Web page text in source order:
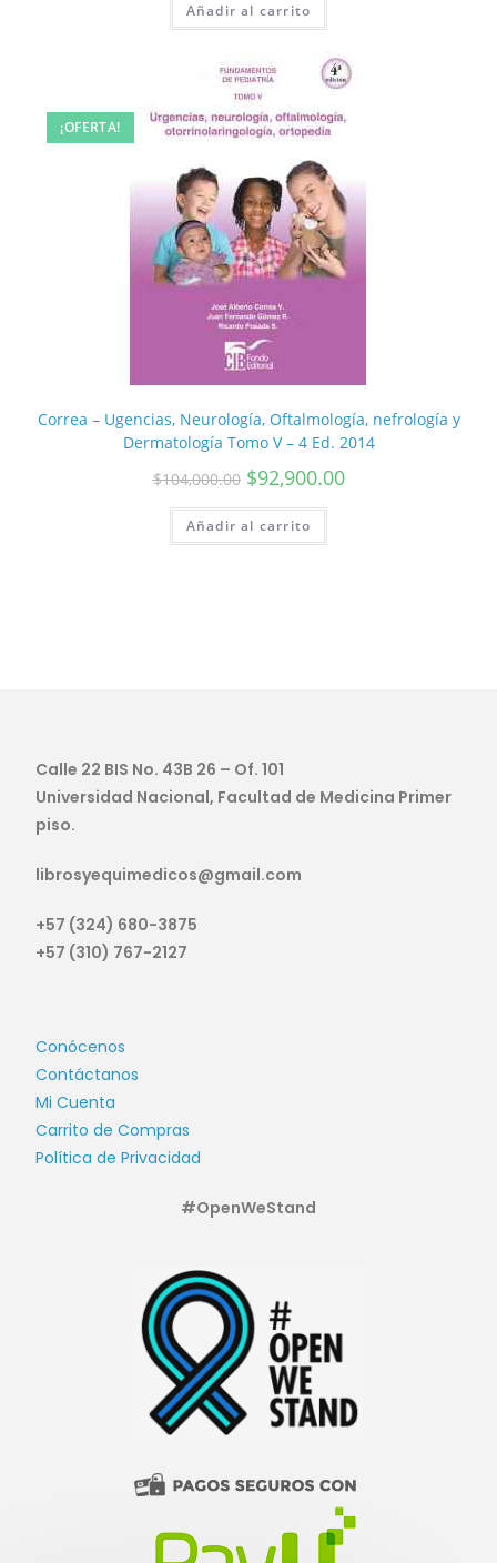
Añadir al carrito
¡OFERTA!
Correa – Ugencias, Neurología, Oftalmología, nefrología y
Dermatología Tomo V – 4 Ed. 2014
$104,000.00 $92,900.00
Añadir al carrito
Calle 22 BIS No. 43B 26 – Of. 101
Universidad Nacional, Facultad de Medicina Primer
piso.
librosyequimedicos@gmail.com
+57 (324) 680-3875
+57 (310) 767-2127
Conócenos
Contáctanos
Mi Cuenta
Carrito de Compras
Política de Privacidad
#OpenWeStand